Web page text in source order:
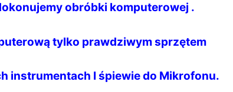
obróbki komputerowej .
tylko prawdziwym sprzętem
instrumentach I śpiewie do Mikrofonu.